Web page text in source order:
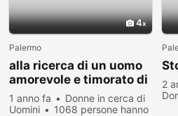
4
Palermo
alla ricerca di un uomo
amorevole e timorato di
Dio come marito
1 anno fa
Donne in cerca di
Uomini
1068 persone hanno
2